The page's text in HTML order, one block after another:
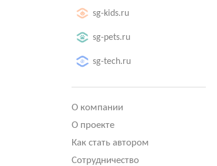
sg-kids.ru
sg-pets.ru
sg-tech.ru
О компании
О проекте
Как стать автором
Сотрудничество